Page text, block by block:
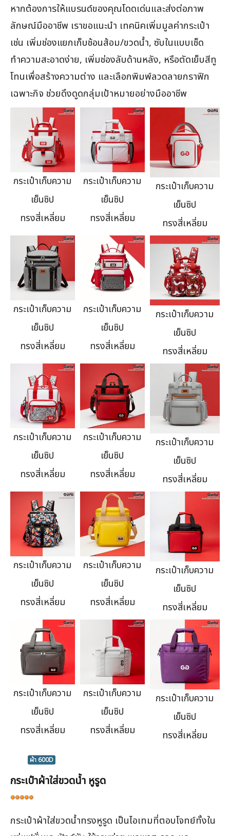
หากต้องการให้แบรนด์ของคุณโดดเด่นและส่งต่อภาพ
ลักษณ์มืออาชีพ เราขอแนะนำ เทคนิคเพิ่มมูลค่ากระเป๋า
เช่น เพิ่มช่องแยกเก็บช้อนส้อม/ขวดน้ำ, ซับในแบบเช็ด
ทำความสะอาดง่าย, เพิ่มช่องลับด้านหลัง, หรือตัดเย็บสีทู
โทนเพื่อสร้างความต่าง และเลือกพิมพ์ลวดลายกราฟิก
เฉพาะกิจ ช่วยดึงดูดกลุ่มเป้าหมายอย่างมืออาชีพ
กระเป๋าเก็บความ
เย็นซิป
ทรงสี่เหลี่ยม
กระเป๋าเก็บความ
เย็นซิป
ทรงสี่เหลี่ยม
กระเป๋าเก็บความ
เย็นซิป
ทรงสี่เหลี่ยม
กระเป๋าเก็บความ
เย็นซิป
ทรงสี่เหลี่ยม
กระเป๋าเก็บความ
เย็นซิป
ทรงสี่เหลี่ยม
กระเป๋าเก็บความ
เย็นซิป
ทรงสี่เหลี่ยม
กระเป๋าเก็บความ
เย็นซิป
ทรงสี่เหลี่ยม
กระเป๋าเก็บความ
เย็นซิป
ทรงสี่เหลี่ยม
กระเป๋าเก็บความ
เย็นซิป
ทรงสี่เหลี่ยม
กระเป๋าเก็บความ
เย็นซิป
ทรงสี่เหลี่ยม
กระเป๋าเก็บความ
เย็นซิป
ทรงสี่เหลี่ยม
กระเป๋าเก็บความ
เย็นซิป
ทรงสี่เหลี่ยม
กระเป๋าเก็บความ
เย็นซิป
ทรงสี่เหลี่ยม
กระเป๋าเก็บความ
เย็นซิป
ทรงสี่เหลี่ยม
กระเป๋าเก็บความ
เย็นซิป
ทรงสี่เหลี่ยม
ผ้า 600D
กระเป๋าผ้าใส่ขวดน้ำ หูรูด
ให้
เรต
กระเป๋าผ้าใส่ขวดน้ำทรงหูรูด เป็นไอเทมที่ตอบโจทย์ทั้งใน